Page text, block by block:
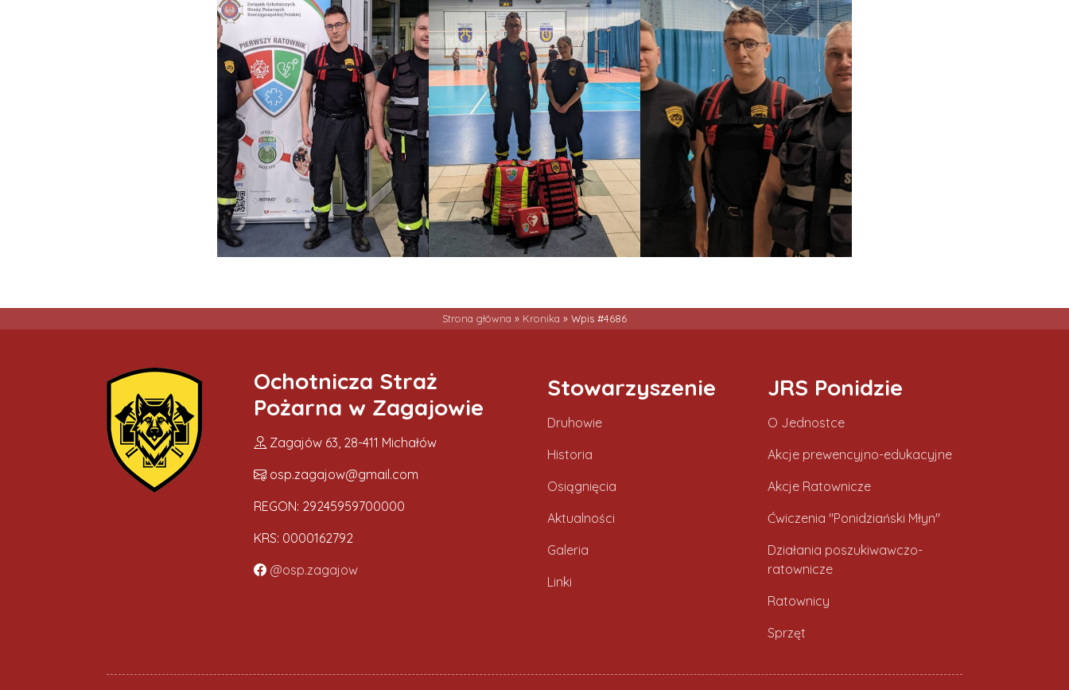
Strona główna » Kronika » Wpis #4686
Ochotnicza Straż
Pożarna w Zagajowie
Zagajów 63, 28-411 Michałów
osp.zagajow@gmail.com
REGON: 29245959700000
KRS: 0000162792
@osp.zagajow
Stowarzyszenie
Druhowie
Historia
Osiągnięcia
Aktualności
Galeria
Linki
JRS Ponidzie
O Jednostce
Akcje prewencyjno-edukacyjne
Akcje Ratownicze
Ćwiczenia "Ponidziański Młyn"
Działania poszukiwawczo-
ratownicze
Ratownicy
Sprzęt